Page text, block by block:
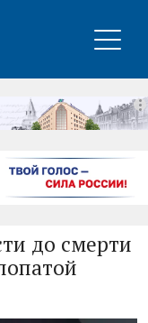
до смерти